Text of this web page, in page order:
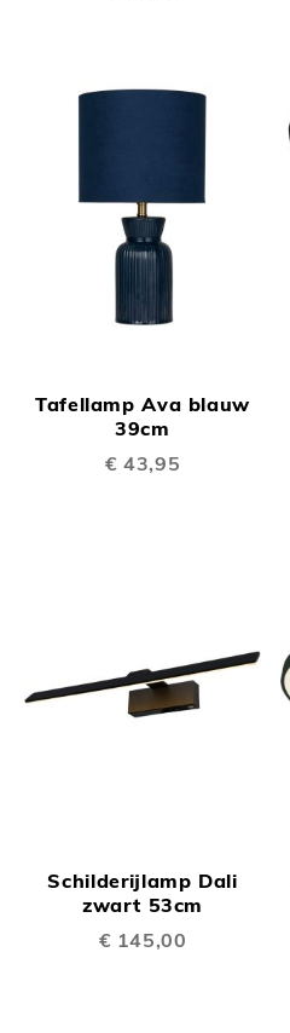
Tafellamp Ava blauw
39cm
€ 43,95
Schilderijlamp Dali
zwart 53cm
€ 145,00